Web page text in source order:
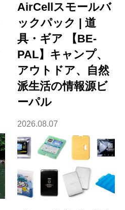
AirCellスモールバ
ックパック | 道
具・ギア 【BE-
PAL】キャンプ、
アウトドア、自然
派生活の情報源ビ
ーパル
2026.08.07